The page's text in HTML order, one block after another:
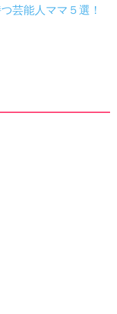
芸能人ママ５選！